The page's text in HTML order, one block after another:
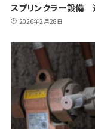
スプリンクラー設備
2026年2月28日